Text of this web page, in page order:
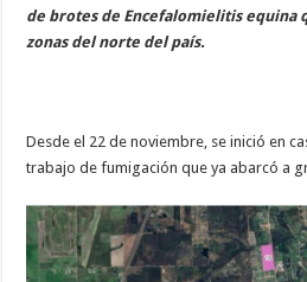
de brotes de Encefalomielitis equina
zonas del norte del país.
Desde el 22 de noviembre, se inició en
trabajo de fumigación que ya abarcó a